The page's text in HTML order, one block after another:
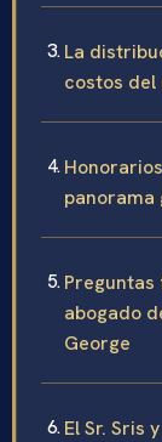
La
costos
panorama
abogado
George
El Sr. Sris